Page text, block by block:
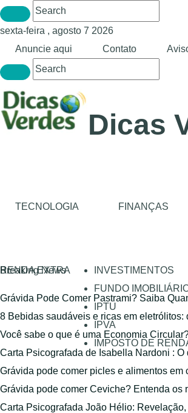
sexta-feira , agosto 7 2026
Anuncie aqui
Contato
Dicas
TECNOLOGIA
RENDA EXTRA
FINANÇAS
INVESTIMENTOS
FUNDO
IPTU
IPVA
IMPOSTO DE
Breaking News
Grávida Pode Comer Pastrami? Saiba
8 Bebidas saudáveis e ricas em
Você sabe o que é uma Economia
Carta Psicografada de Isabella Nardoni :
Grávida pode comer picles e alimentos em
Grávida pode comer Ceviche? Entenda os
Carta Psicografada João Hélio: